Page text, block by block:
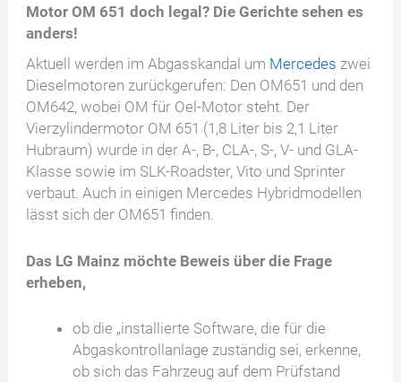
Motor OM 651 doch legal? Die Gerichte sehen es
anders!
Aktuell werden im Abgasskandal um Mercedes zwei
Dieselmotoren zurückgerufen: Den OM651 und den
OM642, wobei OM für Oel-Motor steht. Der
Vierzylindermotor OM 651 (1,8 Liter bis 2,1 Liter
Hubraum) wurde in der A-, B-, CLA-, S-, V- und GLA-
Klasse sowie im SLK-Roadster, Vito und Sprinter
verbaut. Auch in einigen Mercedes Hybridmodellen
lässt sich der OM651 finden.
Das LG Mainz möchte Beweis über die Frage
erheben,
ob die „installierte Software, die für die
Abgaskontrollanlage zuständig sei, erkenne,
ob sich das Fahrzeug auf dem Prüfstand